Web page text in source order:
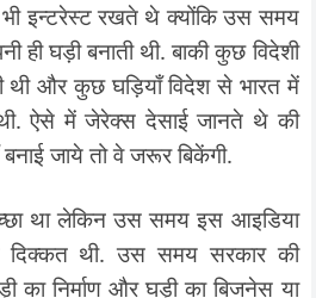
इन्टरेस्ट रखते थे क्योंकि उस समय
ही घड़ी बनाती थी. बाकी कुछ विदेशी
थी और कुछ घड़ियाँ विदेश से भारत में
ऐसे में जेरेक्स देसाई जानते थे की
जाये तो वे जरूर बिकेंगी.
था लेकिन उस समय इस आइडिया
थी. उस समय सरकार की
का निर्माण और घड़ी का बिजनेस या